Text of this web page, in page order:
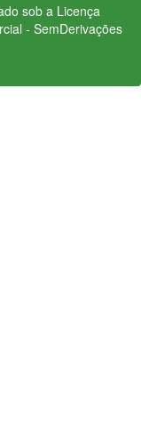
sob a Licença
- SemDerivações